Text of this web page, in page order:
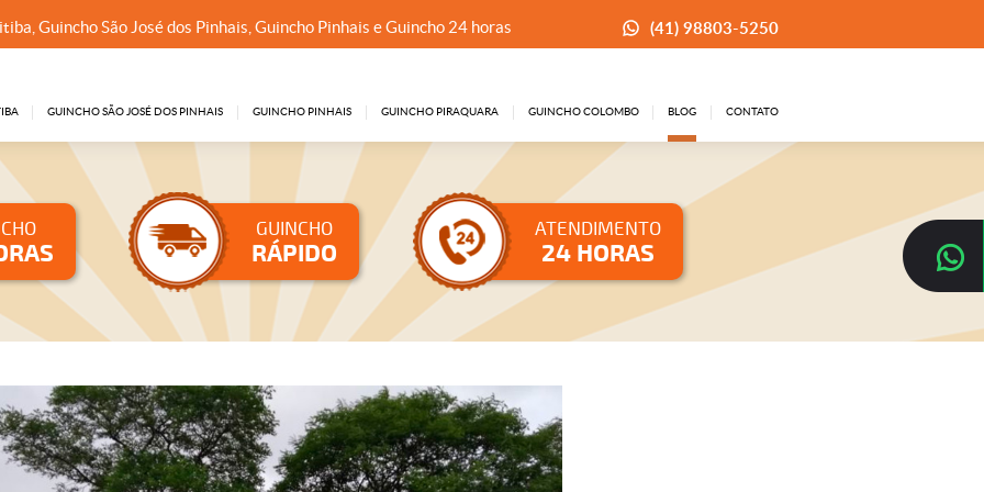
Guincho São José dos Pinhais, Guincho Pinhais e Guincho 24 horas (41) 98803-5250
GUINCHO SÃO JOSÉ DOS PINHAIS GUINCHO PINHAIS GUINCHO PIRAQUARA GUINCHO COLOMBO BLOG CONTATO
GUINCHO
RÁPIDO
ATENDIMENTO
24 HORAS